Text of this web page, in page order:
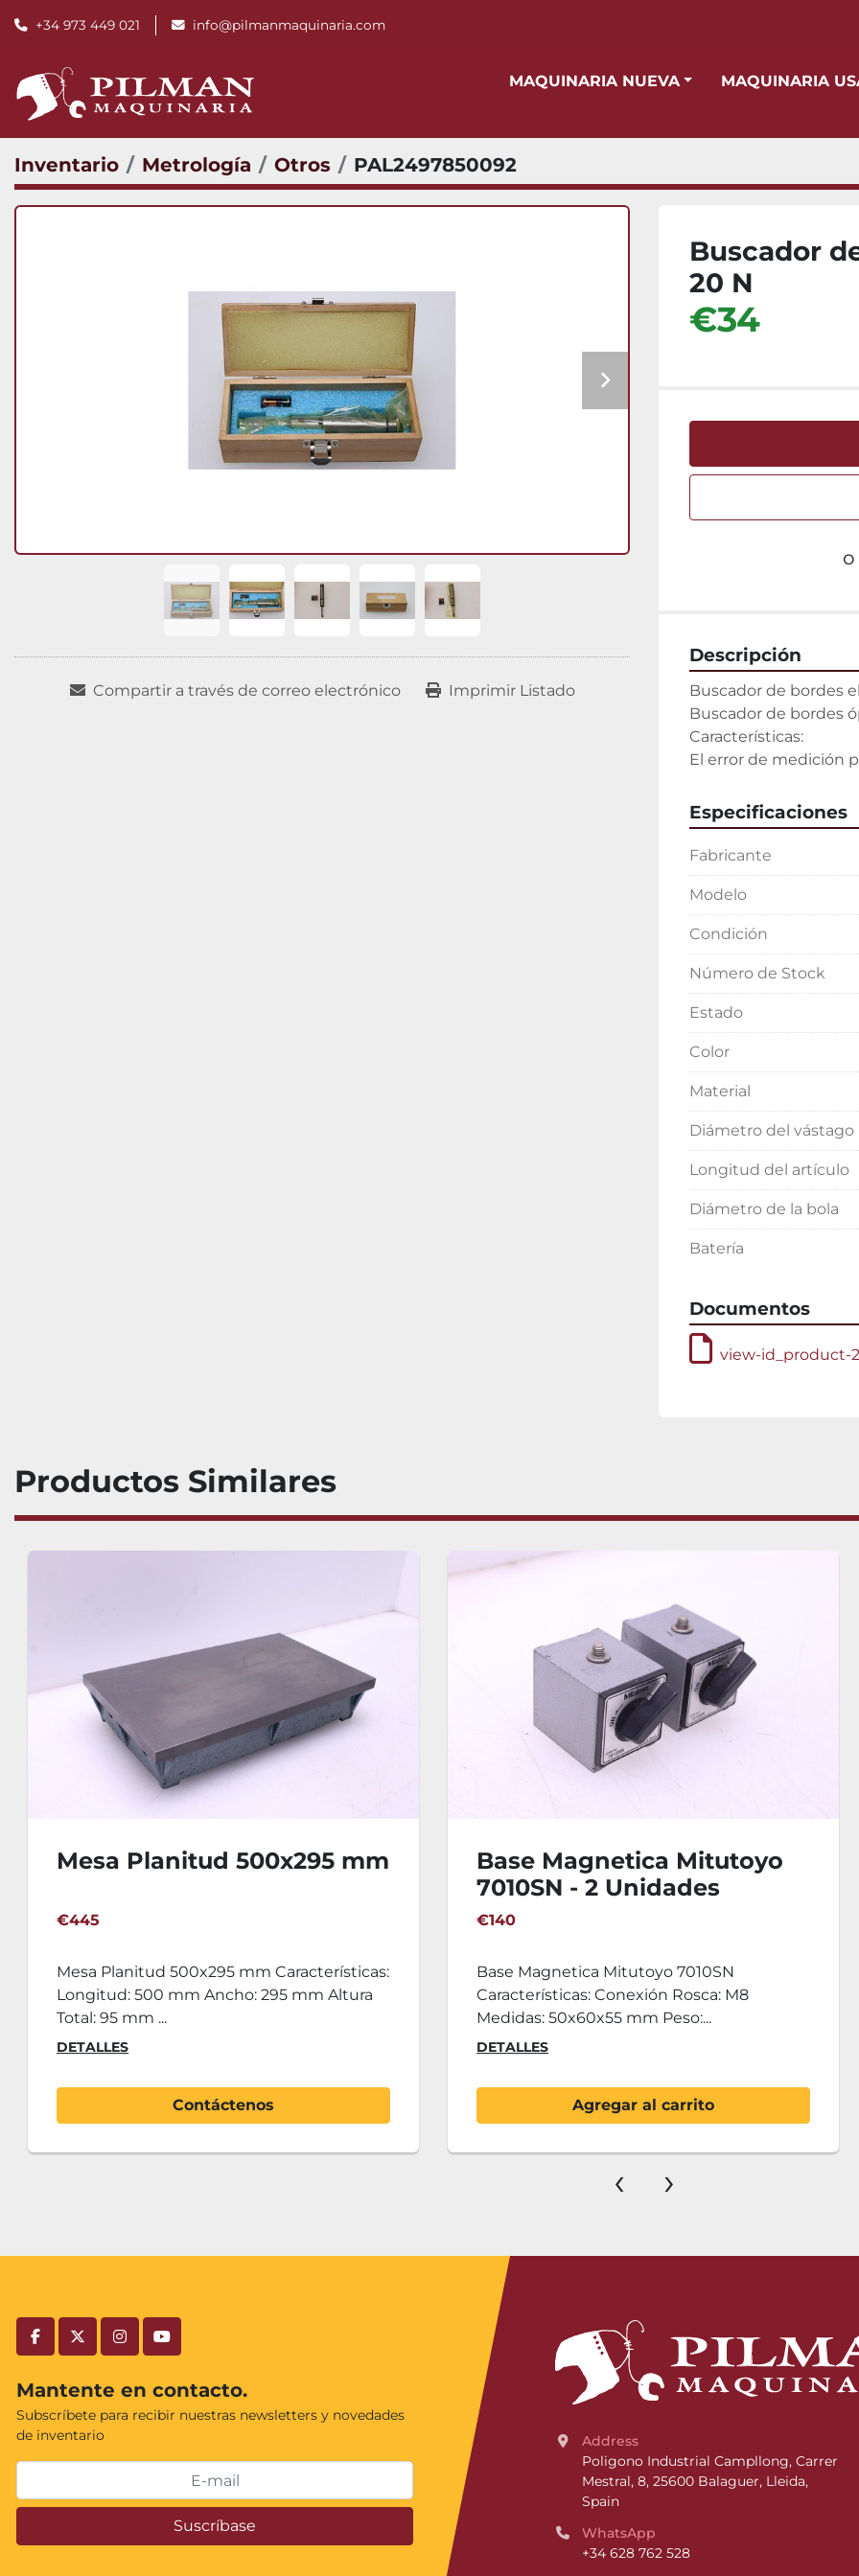
+34 973 449 021 info@pilmanmaquinaria.com
MAQUINARIA NUEVA MAQUINARIA
Inventario Metrología Otros PAL2497850092
Compartir a través de correo electrónico Imprimir Listado
Buscador
20 N
€34
o
Descripción
Buscador de bordes
Buscador de bordes
Características:
El error de medición
Especificaciones
Fabricante
Modelo
Condición
Número de Stock
Estado
Color
Material
Diámetro del vástago
Longitud del artículo
Diámetro de la bola
Batería
Documentos
view-id_product-
Productos Similares
Base Magnetica Mitutoyo
€140
Base Magnetica Mitutoyo 7010SN
Características: Conexión Rosca: M8
Medidas: 50x60x55 mm Peso:...
DETALLES
Agregar al carrito
Mesa Planitud Hierro
500x500x150 mm
€490
Mesa Planitud Hierro 500x500x150 mm
Características: Longitud: 500 mm Anchura:
500 mm Altura:...
DETALLES
Agregar al carrito
‹ ›
facebooktwitterinstagramyoutube
Mantente en contacto.
Subscríbete para recibir nuestras newsletters y novedades
de inventario
Suscríbase
Address
Poligono Industrial Campllong, Carrer
Mestral, 8, 25600 Balaguer, Lleida,
Spain
WhatsApp
+34 628 762 528